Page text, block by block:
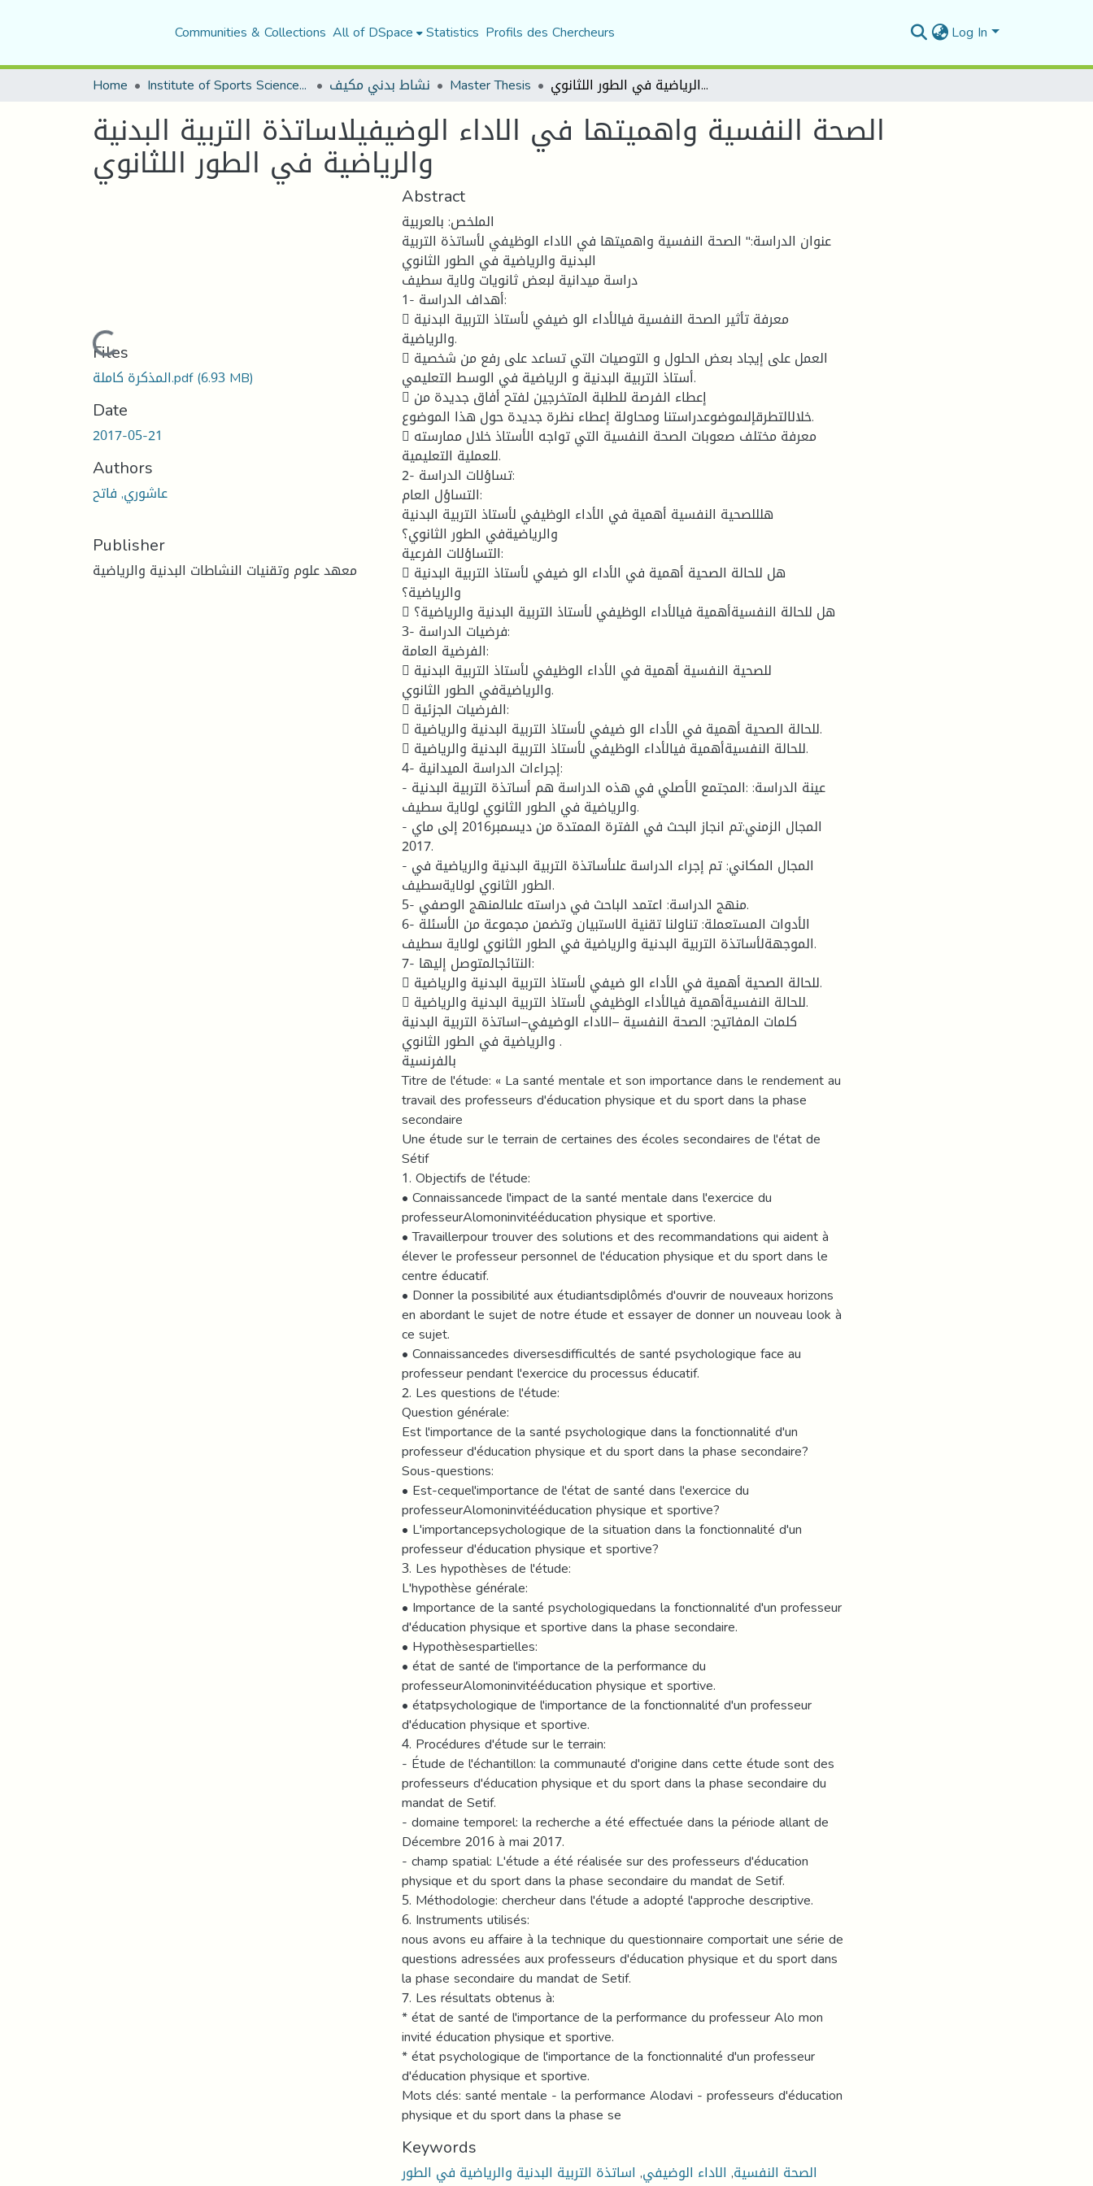
Communities & Collections All of DSpace Statistics Profils des Chercheurs Log In
Home Institute of Sports Sciences and Techniques نشاط بدني مكيف Master Thesis الصحة النفسية واهميتها في الاداء الوضيفيلاساتذة التربية البدنية والرياضية في الطور اللثانوي
الصحة النفسية واهميتها في الاداء الوضيفيلاساتذة التربية البدنية
والرياضية في الطور اللثانوي
Loading...
Files
المذكرة كاملة.pdf(6.93 MB)
Date
2017-05-21
Authors
عاشوري, فاتح
Publisher
معهد علوم وتقنيات النشاطات البدنية والرياضية
Abstract
الملخص: بالعربية
عنوان الدراسة:" الصحة النفسية واهميتها في الاداء الوظيفي لأساتذة التربية
البدنية والرياضية في الطور الثانوي
دراسة ميدانية لبعض ثانويات ولاية سطيف
1- أهداف الدراسة:
 معرفة تأثير الصحة النفسية فيالأداء الو ضيفي لأستاذ التربية البدنية
والرياضية.
 العمل على إيجاد بعض الحلول و التوصيات التي تساعد على رفع من شخصية
أستاذ التربية البدنية و الرياضية في الوسط التعليمي.
 إعطاء الفرصة للطلبة المتخرجين لفتح أفاق جديدة من
خلالالتطرقإلىموضوعدراستنا ومحاولة إعطاء نظرة جديدة حول هذا الموضوع.
 معرفة مختلف صعوبات الصحة النفسية التي تواجه الأستاذ خلال ممارسته
للعملية التعليمية.
2- تساؤلات الدراسة:
التساؤل العام:
هلللصحية النفسية أهمية في الأداء الوظيفي لأستاذ التربية البدنية
والرياضيةفي الطور الثانوي؟
التساؤلات الفرعية:
 هل للحالة الصحية أهمية في الأداء الو ضيفي لأستاذ التربية البدنية
والرياضية؟
 هل للحالة النفسيةأهمية فيالأداء الوظيفي لأستاذ التربية البدنية والرياضية؟
3- فرضيات الدراسة:
الفرضية العامة:
 للصحية النفسية أهمية في الأداء الوظيفي لأستاذ التربية البدنية
والرياضيةفي الطور الثانوي.
 الفرضيات الجزئية:
 للحالة الصحية أهمية في الأداء الو ضيفي لأستاذ التربية البدنية والرياضية.
 للحالة النفسيةأهمية فيالأداء الوظيفي لأستاذ التربية البدنية والرياضية.
4- إجراءات الدراسة الميدانية:
- عينة الدراسة: :المجتمع الأصلي في هذه الدراسة هم أساتذة التربية البدنية
والرياضية في الطور الثانوي لولاية سطيف.
- المجال الزمني:تم انجاز البحث في الفترة الممتدة من ديسمبر2016 إلى ماي
2017.
- المجال المكاني: تم إجراء الدراسة علىأساتذة التربية البدنية والرياضية في
الطور الثانوي لولايةسطيف.
5- منهج الدراسة: اعتمد الباحث في دراسته علىالمنهج الوصفي.
6- الأدوات المستعملة: تناولنا تقنية الاستبيان وتضمن مجموعة من الأسئلة
الموجهةلأساتذة التربية البدنية والرياضية في الطور الثانوي لولاية سطيف.
7- النتائجالمتوصل إليها:
 للحالة الصحية أهمية في الأداء الو ضيفي لأستاذ التربية البدنية والرياضية.
 للحالة النفسيةأهمية فيالأداء الوظيفي لأستاذ التربية البدنية والرياضية.
كلمات المفاتيح: الصحة النفسية –الاداء الوضيفي–اساتذة التربية البدنية
والرياضية في الطور الثانوي .
بالفرنسية
Titre de l'étude: « La santé mentale et son importance dans le rendement au
travail des professeurs d'éducation physique et du sport dans la phase
secondaire
Une étude sur le terrain de certaines des écoles secondaires de l'état de
Sétif
1. Objectifs de l'étude:
• Connaissancede l'impact de la santé mentale dans l'exercice du
professeurAlomoninvitééducation physique et sportive.
• Travaillerpour trouver des solutions et des recommandations qui aident à
élever le professeur personnel de l'éducation physique et du sport dans le
centre éducatif.
• Donner la possibilité aux étudiantsdiplômés d'ouvrir de nouveaux horizons
en abordant le sujet de notre étude et essayer de donner un nouveau look à
ce sujet.
• Connaissancedes diversesdifficultés de santé psychologique face au
professeur pendant l'exercice du processus éducatif.
2. Les questions de l'étude:
Question générale:
Est l'importance de la santé psychologique dans la fonctionnalité d'un
professeur d'éducation physique et du sport dans la phase secondaire?
Sous-questions:
• Est-cequel'importance de l'état de santé dans l'exercice du
professeurAlomoninvitééducation physique et sportive?
• L'importancepsychologique de la situation dans la fonctionnalité d'un
professeur d'éducation physique et sportive?
3. Les hypothèses de l'étude:
L'hypothèse générale:
• Importance de la santé psychologiquedans la fonctionnalité d'un professeur
d'éducation physique et sportive dans la phase secondaire.
• Hypothèsespartielles:
• état de santé de l'importance de la performance du
professeurAlomoninvitééducation physique et sportive.
• étatpsychologique de l'importance de la fonctionnalité d'un professeur
d'éducation physique et sportive.
4. Procédures d'étude sur le terrain:
- Étude de l'échantillon: la communauté d'origine dans cette étude sont des
professeurs d'éducation physique et du sport dans la phase secondaire du
mandat de Setif.
- domaine temporel: la recherche a été effectuée dans la période allant de
Décembre 2016 à mai 2017.
- champ spatial: L'étude a été réalisée sur des professeurs d'éducation
physique et du sport dans la phase secondaire du mandat de Setif.
5. Méthodologie: chercheur dans l'étude a adopté l'approche descriptive.
6. Instruments utilisés:
nous avons eu affaire à la technique du questionnaire comportait une série de
questions adressées aux professeurs d'éducation physique et du sport dans
la phase secondaire du mandat de Setif.
7. Les résultats obtenus à:
* état de santé de l'importance de la performance du professeur Alo mon
invité éducation physique et sportive.
* état psychologique de l'importance de la fonctionnalité d'un professeur
d'éducation physique et sportive.
Mots clés: santé mentale - la performance Alodavi - professeurs d'éducation
physique et du sport dans la phase se
Keywords
الصحة النفسية, الاداء الوضيفي, اساتذة التربية البدنية والرياضية في الطور